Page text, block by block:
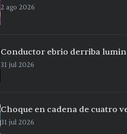
2 ago 2026
Conductor ebrio derriba
31 jul 2026
Choque en cadena de cuatro
31 jul 2026